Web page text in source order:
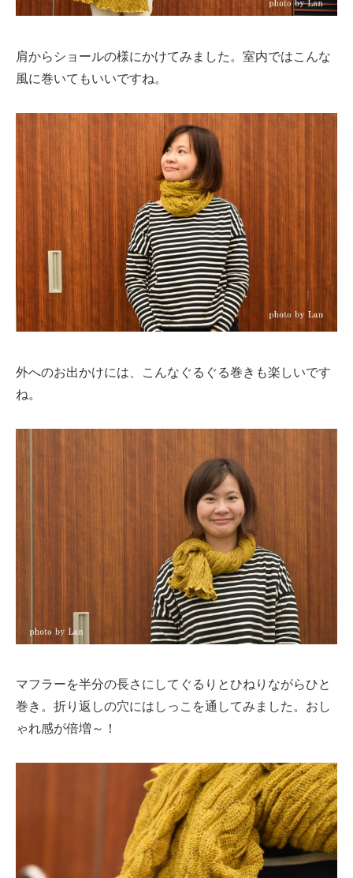
肩からショールの様にかけてみました。室内ではこんな
風に巻いてもいいですね。
外へのお出かけには、こんなぐるぐる巻きも楽しいです
ね。
マフラーを半分の長さにしてぐるりとひねりながらひと
巻き。折り返しの穴にはしっこを通してみました。おし
ゃれ感が倍増～！